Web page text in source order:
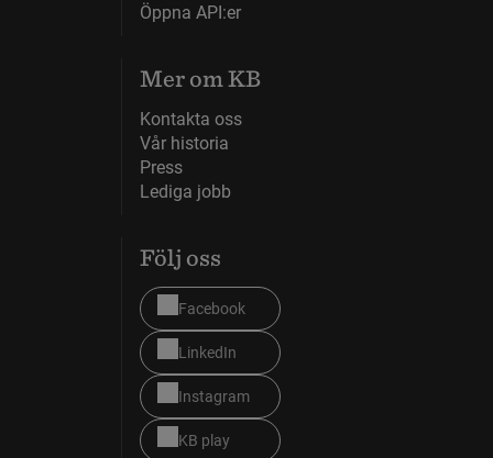
Öppna API:er
Mer om KB
Kontakta oss
Vår historia
Press
Lediga jobb
Följ oss
Facebook
LinkedIn
Instagram
KB play